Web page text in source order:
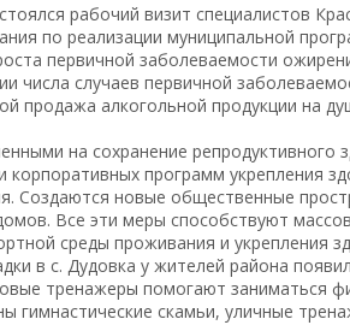
рабочий визит специалистов
по реализации муниципальной
первичной заболеваемости
числа случаев первичной
продажа алкогольной продукции на
на сохранение репродуктивного
программ укрепления
Создаются новые общественные
Все эти меры способствуют
среды проживания и укрепления
в с. Дудовка у жителей района
тренажеры помогают заниматься
гимнастические скамьи, уличные